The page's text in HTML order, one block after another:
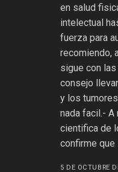
en salud
intelectual
fuerza para
recomiendo,
sigue con
consejo
y los
nada facil.-
cientifica de
confirme que
5 DE OCTUBRE